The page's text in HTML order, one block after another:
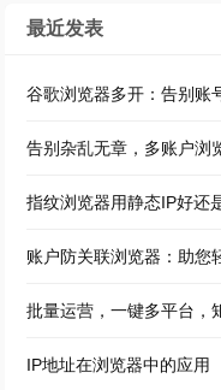
最近发表
谷歌浏览器多开：告别账
告别杂乱无章，多账户浏
指纹浏览器用静态IP好还
账户防关联浏览器：助您
批量运营，一键多平台，
IP地址在浏览器中的应用